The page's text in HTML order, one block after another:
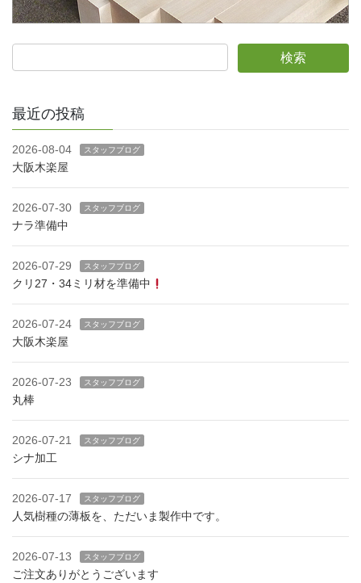
最近の投稿
2026-08-04 スタッフブログ
大阪木楽屋
2026-07-30 スタッフブログ
ナラ準備中
2026-07-29 スタッフブログ
クリ27・34ミリ材を準備中
2026-07-24 スタッフブログ
大阪木楽屋
2026-07-23 スタッフブログ
丸棒
2026-07-21 スタッフブログ
シナ加工
2026-07-17 スタッフブログ
人気樹種の薄板を、ただいま製作中です。
2026-07-13 スタッフブログ
ご注文ありがとうございます